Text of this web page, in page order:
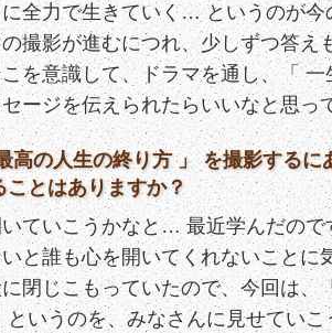
全力で生きていく… というのが今
撮影が進むにつれ、少しずつ答え
を意識して、ドラマを通し、「
ージを伝えられたらいいなと思っ
高の人生の終り方 」 を撮影するに
ことはありますか？
ていこうかなと… 最近学んだので
と誰も心を開いてくれないことに
閉じこもっていたので、今回は、
というのを、みなさんに見せてい